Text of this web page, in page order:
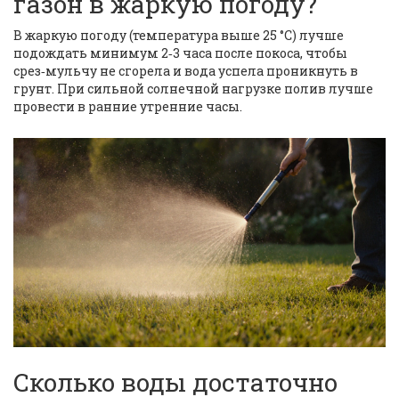
В жаркую погоду (температура выше 25 °C) лучше
подождать минимум 2‑3 часа после покоса, чтобы
срез‑мульчу не сгорела и вода успела проникнуть в
грунт. При сильной солнечной нагрузке полив лучше
провести в ранние утренние часы.
Сколько воды достаточно